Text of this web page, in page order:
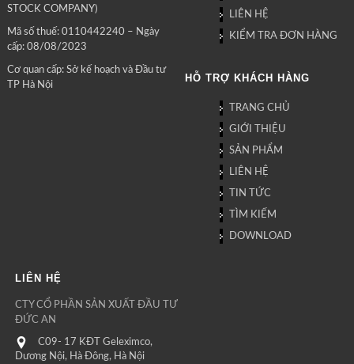
STOCK COMPANY)
Mã số thuế: 0110442240 – Ngày
cấp: 08/08/2023
Cơ quan cấp: Sở kế hoạch và Đầu tư
TP Hà Nội
LIÊN HỆ
KIỂM TRA ĐƠN HÀNG
HỖ TRỢ KHÁCH HÀNG
TRANG CHỦ
GIỚI THIỆU
SẢN PHẨM
LIÊN HỆ
TIN TỨC
TÌM KIẾM
DOWNLOAD
LIÊN HỆ
CTY CỔ PHẦN SẢN XUẤT ĐẦU TƯ
ĐỨC AN
C09- 17 KĐT Geleximco,
Dương Nội, Hà Đông, Hà Nội